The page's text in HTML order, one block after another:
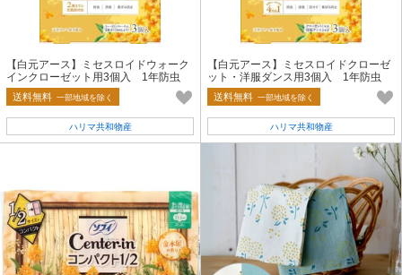
【白元アース】ミセスロイドウォーク
インクローゼット用3個入 1年防虫
金木犀の香り【防虫剤】
送料無料 一部地域を除く
ハリマ共和物産
【白元アース】ミセスロイドクローゼ
ット・洋服ダンス用3個入 1年防虫
金木犀の香り【防虫剤】
送料無料 一部地域を除く
ハリマ共和物産